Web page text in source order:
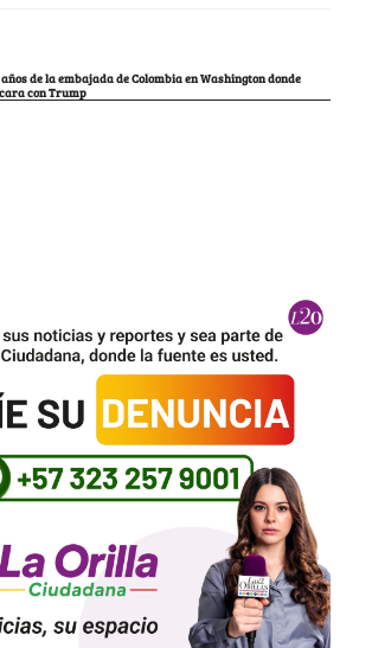
de la embajada de Colombia en Washington donde
con Trump